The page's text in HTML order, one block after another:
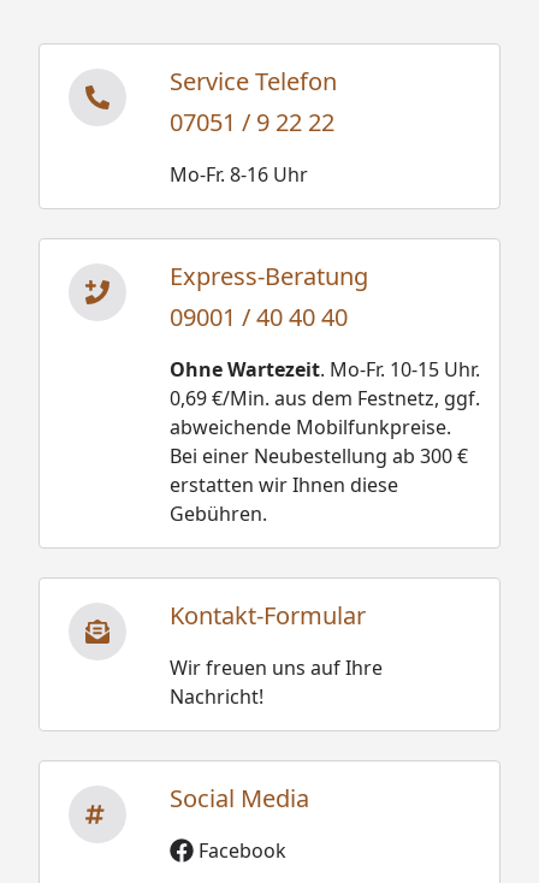
Service Telefon
07051 / 9 22 22
Mo-Fr. 8-16 Uhr
Express-Beratung
09001 / 40 40 40
Ohne Wartezeit. Mo-Fr. 10-15 Uhr.
0,69 €/Min. aus dem Festnetz, ggf.
abweichende Mobilfunkpreise.
Bei einer Neubestellung ab 300 €
erstatten wir Ihnen diese
Gebühren.
Kontakt-Formular
Wir freuen uns auf Ihre
Nachricht!
Social Media
Facebook